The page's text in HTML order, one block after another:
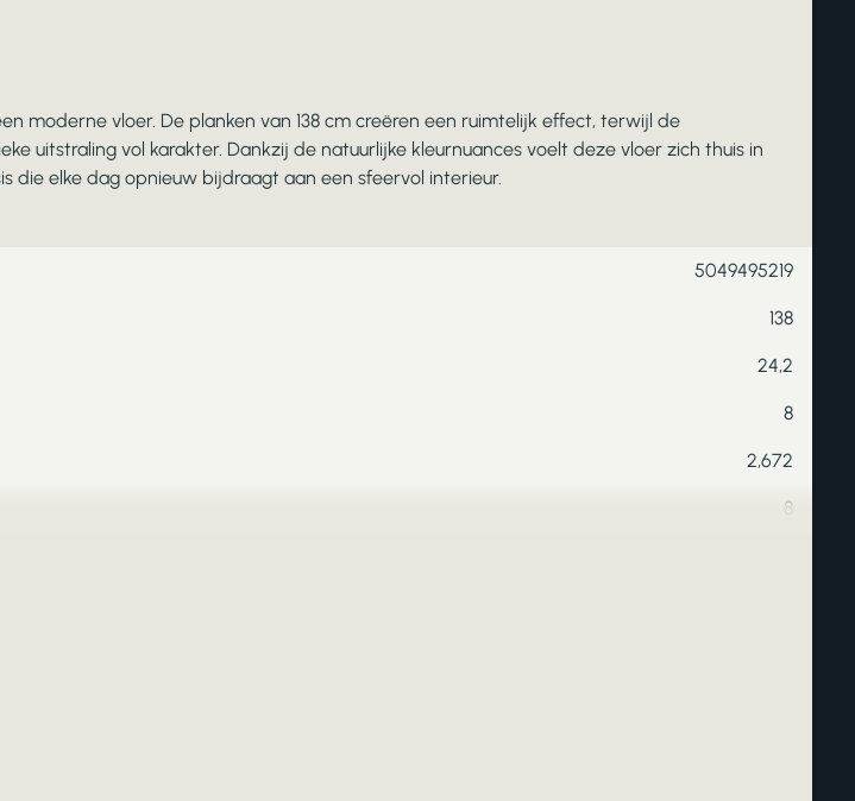
moderne vloer. De planken van 138 cm creëren een ruimtelijk effect, terwijl de
uitstraling vol karakter. Dankzij de natuurlijke kleurnuances voelt deze vloer zich thuis in
die elke dag opnieuw bijdraagt aan een sfeervol interieur.
5049495219
138
24,2
8
2,672
8